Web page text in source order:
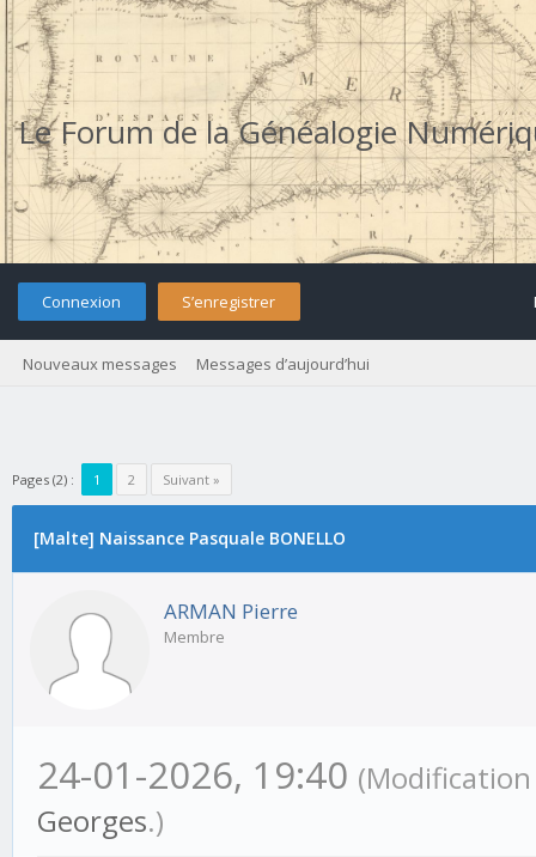
Le Forum de la Généalogie
Connexion S’enregistrer
Nouveaux messages Messages d’aujourd’hui
Pages (2) : 1 2 Suivant »
[Malte] Naissance Pasquale BONELLO
ARMAN Pierre
Membre
24-01-2026, 19:40
Georges.)